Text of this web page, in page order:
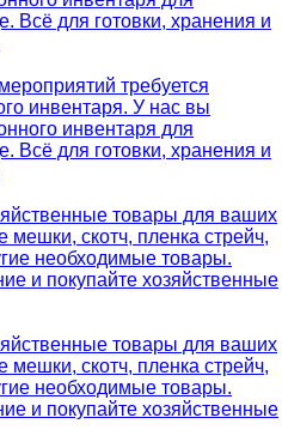
Всё для готовки, хранения и
требуется
инвентаря. У нас вы
инвентаря для
Всё для готовки, хранения и
товары для ваших
скотч, пленка стрейч,
необходимые товары.
и покупайте хозяйственные
товары для ваших
скотч, пленка стрейч,
необходимые товары.
и покупайте хозяйственные